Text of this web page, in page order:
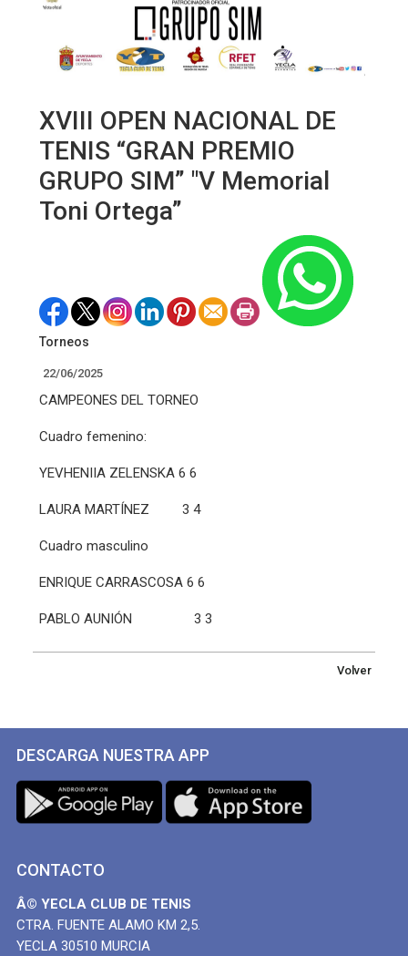
XVIII OPEN NACIONAL DE
TENIS “GRAN PREMIO
GRUPO SIM” "V Memorial
Toni Ortega”
Torneos
22/06/2025
CAMPEONES DEL TORNEO
Cuadro femenino:
YEVHENIIA ZELENSKA 6 6
LAURA MARTÍNEZ 3 4
Cuadro masculino
ENRIQUE CARRASCOSA 6 6
PABLO AUNIÓN 3 3
Volver
DESCARGA NUESTRA APP
CONTACTO
Â© YECLA CLUB DE TENIS
CTRA. FUENTE ALAMO KM 2,5.
YECLA 30510 MURCIA